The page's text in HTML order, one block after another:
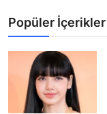
Popüler İçerikler